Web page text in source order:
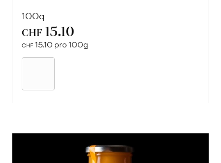
100g
CHF 15.10
CHF 15.10 pro 100g